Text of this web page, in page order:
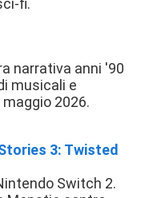
fi.
narrativa anni '90
musicali e
2026.
3: Twisted
Switch 2.